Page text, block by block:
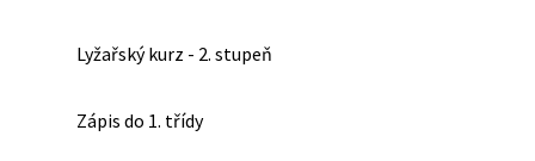
Lyžařský kurz - 2. stupeň
Zápis do 1. třídy